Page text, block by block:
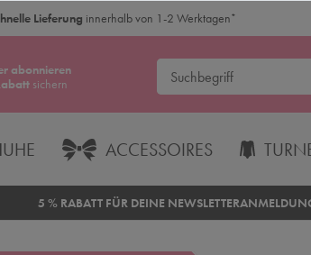
Lieferung innerhalb von 1-2 Werktagen*
abonnieren
sichern
ACCESSOIRES
5 % RABATT FÜR DEINE